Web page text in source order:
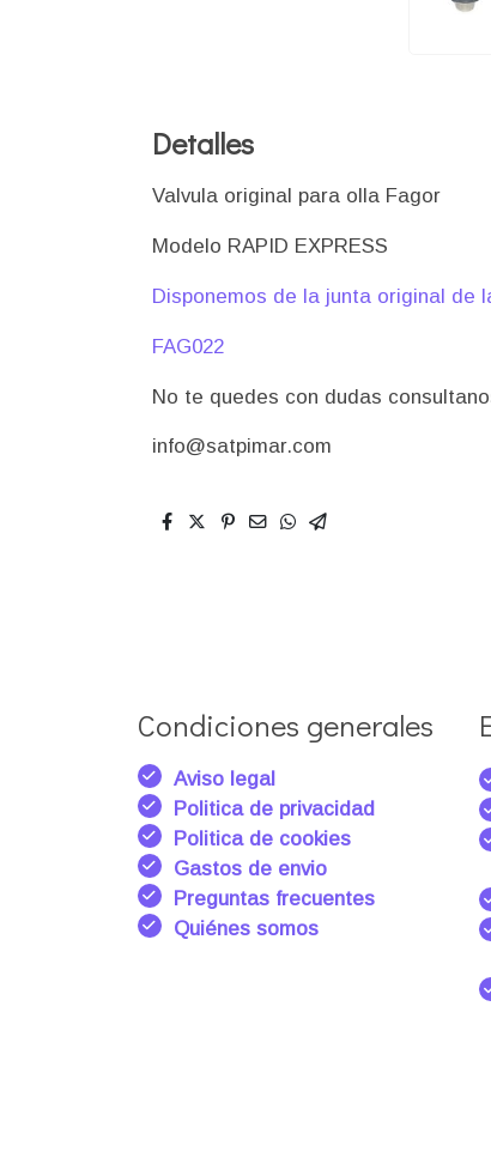
Detalles
Valvula original para olla Fagor
Modelo RAPID EXPRESS
Disponemos de la junta original de
FAG022
No te quedes con dudas
info@satpimar.com
Condiciones generales
Aviso legal
Politica de privacidad
Politica de cookies
Gastos de envio
Preguntas frecuentes
Quiénes somos